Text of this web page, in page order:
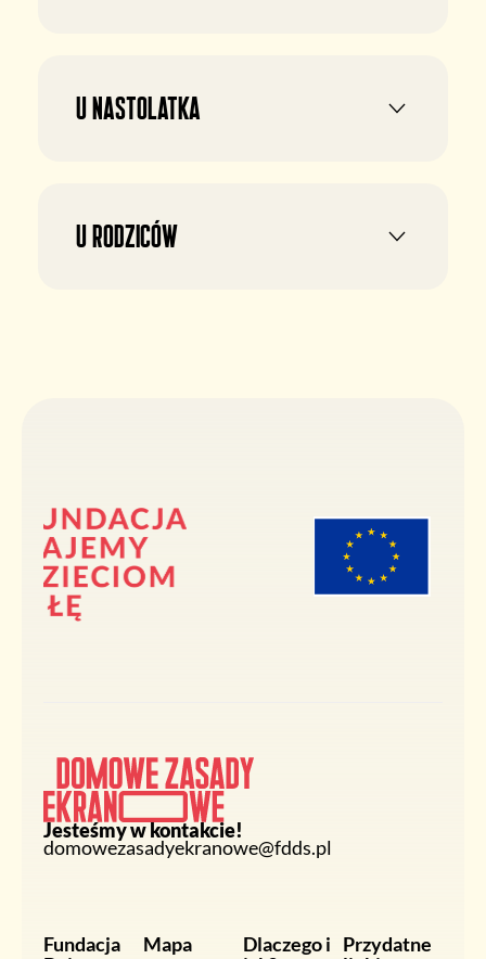
U nastolatka
U rodziców
Jesteśmy w kontakcie!
domowezasadyekranowe@fdds.pl
Fundacja
Mapa
Dlaczego i Przydatne